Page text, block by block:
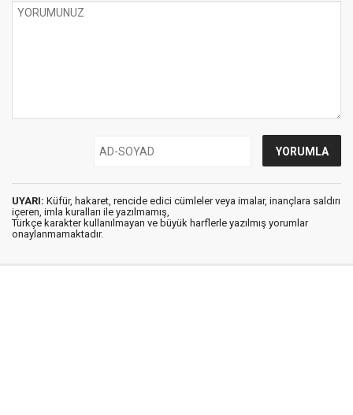
UYARI: Küfür, hakaret, rencide edici cümleler veya imalar, inançlara saldırı
içeren, imla kuralları ile yazılmamış,
Türkçe karakter kullanılmayan ve büyük harflerle yazılmış yorumlar
onaylanmamaktadır.